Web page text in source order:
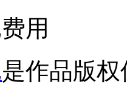
用
是作品版